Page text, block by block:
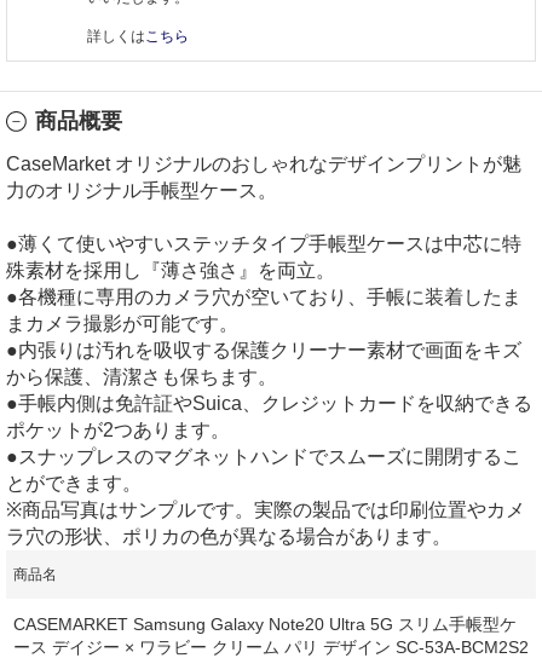
詳しくはこちら
商品概要
CaseMarket オリジナルのおしゃれなデザインプリントが魅
力のオリジナル手帳型ケース。
●薄くて使いやすいステッチタイプ手帳型ケースは中芯に特
殊素材を採用し『薄さ強さ』を両立。
●各機種に専用のカメラ穴が空いており、手帳に装着したま
まカメラ撮影が可能です。
●内張りは汚れを吸収する保護クリーナー素材で画面をキズ
から保護、清潔さも保ちます。
●手帳内側は免許証やSuica、クレジットカードを収納できる
ポケットが2つあります。
●スナップレスのマグネットハンドでスムーズに開閉するこ
とができます。
※商品写真はサンプルです。実際の製品では印刷位置やカメ
ラ穴の形状、ポリカの色が異なる場合があります。
商品名
CASEMARKET Samsung Galaxy Note20 Ultra 5G スリム手帳型ケ
ース デイジー × ワラビー クリーム パリ デザイン SC-53A-BCM2S2